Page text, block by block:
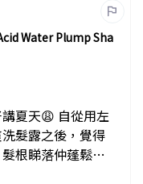
Water Plump Sha
夏天😩 自從用左
髮露之後，覺得
根睇落仲蓬鬆
頭救星絕對唔過